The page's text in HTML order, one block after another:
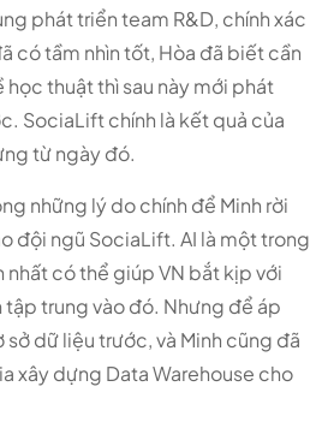
phát triển team R&D, chính xác
có tầm nhìn tốt, Hòa đã biết cần
học thuật thì sau này mới phát
SociaLift chính là kết quả của
từ ngày đó.
những lý do chính để Minh rời
đội ngũ SociaLift. AI là một trong
nhất có thể giúp VN bắt kịp với
tập trung vào đó. Nhưng để áp
sở dữ liệu trước, và Minh cũng đã
xây dựng Data Warehouse cho